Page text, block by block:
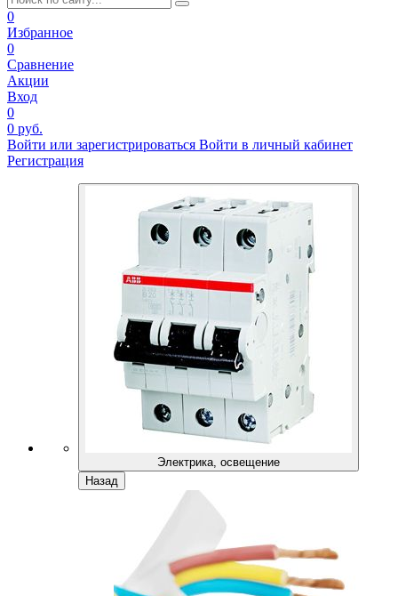
0
Избранное
0
Сравнение
Акции
Вход
0
0 руб.
Войти или зарегистрироваться Войти в личный кабинет
Регистрация
Электрика, освещение
Назад